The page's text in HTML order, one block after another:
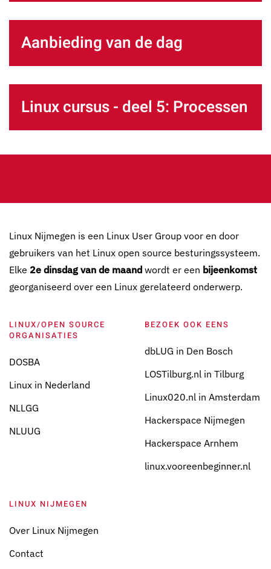
Aanbieding van de dag
Linux cursus - deel 5: Processen
Linux Nijmegen is een Linux User Group voor en door
gebruikers van het Linux open source besturingssysteem.
Elke 2e dinsdag van de maand wordt er een bijeenkomst
georganiseerd over een Linux gerelateerd onderwerp.
LINUX/OPEN SOURCE
ORGANISATIES
DOSBA
Linux in Nederland
NLLGG
NLUUG
BEZOEK OOK EENS
dbLUG in Den Bosch
LOSTilburg.nl in Tilburg
Linux020.nl in Amsterdam
Hackerspace Nijmegen
Hackerspace Arnhem
linux.vooreenbeginner.nl
LINUX NIJMEGEN
Over Linux Nijmegen
Contact